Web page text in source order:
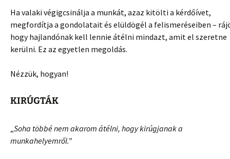
Ha valaki végigcsinálja a munkát, azaz kitölti a kérdőívet,
megfordítja a gondolatait és elüldögél a felismeréseiben –
hogy hajlandónak kell lennie átélni mindazt, amit el szeretne
kerülni. Ez az egyetlen megoldás.
Nézzük, hogyan!
KIRÚGTÁK
Soha többé nem akarom átélni, hogy kirúgjanak a
munkahelyemről.”